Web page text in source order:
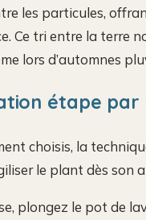
les particules,
Ce tri entre la terre
lors d’automnes
étape par
choisis, la
le plant dès son
plongez le pot de